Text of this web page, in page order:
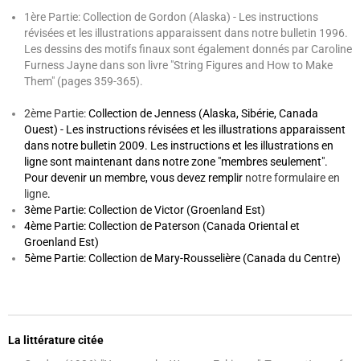
1ère Partie: Collection de Gordon (Alaska) - Les instructions
révisées et les illustrations apparaissent dans notre bulletin 1996.
Les dessins des motifs finaux sont également donnés par Caroline
Furness Jayne dans son livre "String Figures and How to Make
Them" (pages 359-365).
2ème Partie:Collection de Jenness (Alaska, Sibérie, Canada
Ouest) - Les instructions révisées et les illustrations apparaissent
dans notre bulletin 2009. Les instructions et les illustrations en
ligne sont maintenant dans notre zone "membres seulement".
Pour devenir un membre, vous devez remplir notre formulaire en
ligne.
3ème Partie: Collection de Victor (Groenland Est)
4ème Partie: Collection de Paterson (Canada Oriental et
Groenland Est)
5ème Partie: Collection de Mary-Rousselière (Canada du Centre)
La littérature citée